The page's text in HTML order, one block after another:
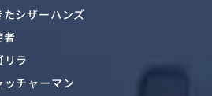
シザーハンズ
者
リラ
チャーマン